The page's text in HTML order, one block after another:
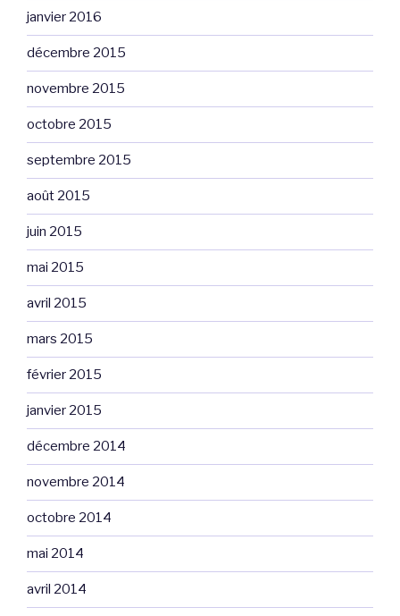
janvier 2016
décembre 2015
novembre 2015
octobre 2015
septembre 2015
août 2015
juin 2015
mai 2015
avril 2015
mars 2015
février 2015
janvier 2015
décembre 2014
novembre 2014
octobre 2014
mai 2014
avril 2014